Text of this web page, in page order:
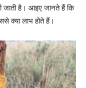
जाती है। आइए जानते हैं कि
क्या लाभ होते हैं।